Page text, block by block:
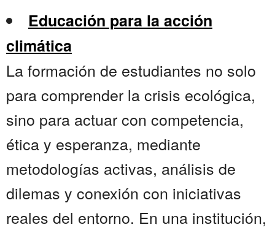
Educación para la acción
climática
La formación de estudiantes no solo
para comprender la crisis ecológica,
sino para actuar con competencia,
ética y esperanza, mediante
metodologías activas, análisis de
dilemas y conexión con iniciativas
reales del entorno. En una institución,